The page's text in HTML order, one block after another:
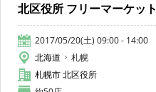
北区役所 フリーマーケット
2017/05/20(土) 09:00 - 14:00
北海道
札幌
札幌市 北区役所